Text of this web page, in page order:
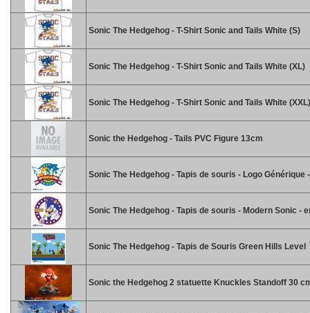
Sonic The Hedgehog - T-Shirt Sonic and Tails White (S)
Sonic The Hedgehog - T-Shirt Sonic and Tails White (XL)
Sonic The Hedgehog - T-Shirt Sonic and Tails White (XXL)
Sonic the Hedgehog - Tails PVC Figure 13cm
Sonic The Hedgehog - Tapis de souris - Logo Générique
Sonic The Hedgehog - Tapis de souris - Modern Sonic -
Sonic The Hedgehog - Tapis de Souris Green Hills Level
Sonic the Hedgehog 2 statuette Knuckles Standoff 30